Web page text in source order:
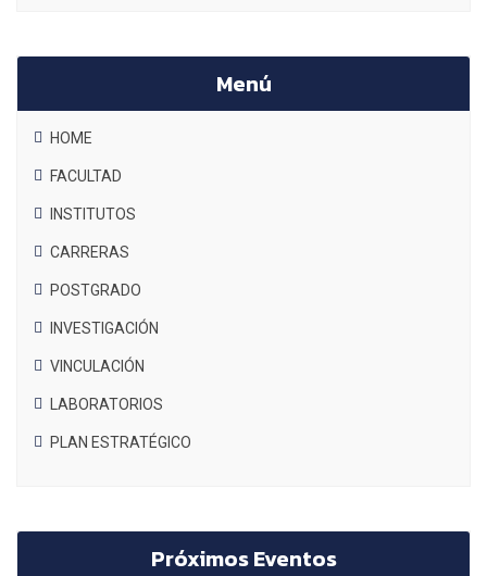
Menú
HOME
FACULTAD
INSTITUTOS
CARRERAS
POSTGRADO
INVESTIGACIÓN
VINCULACIÓN
LABORATORIOS
PLAN ESTRATÉGICO
Próximos Eventos